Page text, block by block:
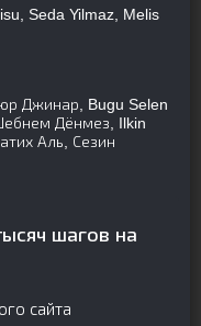
Seda Yilmaz, Melis
Джинар, Bugu Selen
Дёнмез, Ilkin
Аль, Сезин
шагов на
сайта